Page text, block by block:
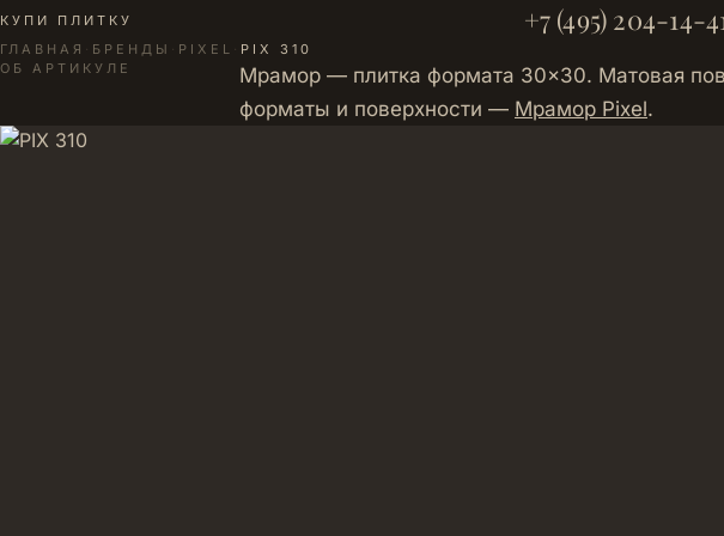
КУПИ ПЛИТКУ +7 (495) 204-14-
ГЛАВНАЯ · БРЕНДЫ · PIXEL · PIX 310
ОБ АРТИКУЛЕ
Мрамор — плитка формата 30×30. Матовая
форматы и поверхности — Мрамор Pixel.